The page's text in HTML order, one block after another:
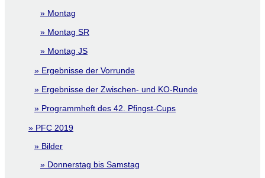
Montag
Montag SR
Montag JS
Ergebnisse der Vorrunde
Ergebnisse der Zwischen- und KO-Runde
Programmheft des 42. Pfingst-Cups
PFC 2019
Bilder
Donnerstag bis Samstag